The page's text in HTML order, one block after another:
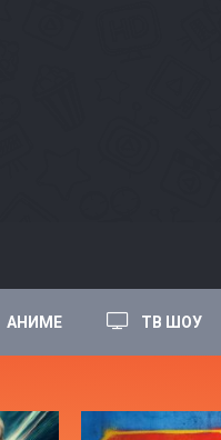
АНИМЕ ТВ ШОУ